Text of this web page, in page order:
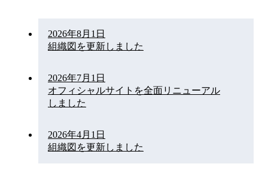
2026年8月1日
組織図を更新しました
2026年7月1日
オフィシャルサイトを全面リニューアル
しました
2026年4月1日
組織図を更新しました